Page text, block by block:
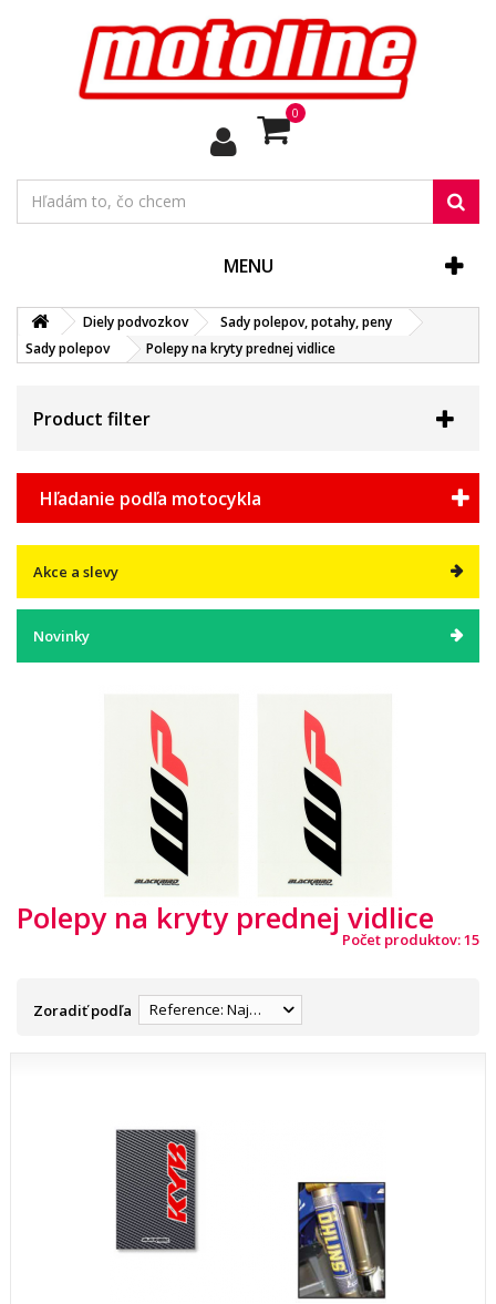
0
MENU
Diely podvozkov
Sady polepov, potahy, peny
Sady polepov
Polepy na kryty prednej vidlice
Product filter
Hľadanie podľa motocykla
Akce a slevy
Novinky
Polepy na kryty prednej vidlice
Počet produktov: 15
Zoradiť podľa Reference: Najnižšia